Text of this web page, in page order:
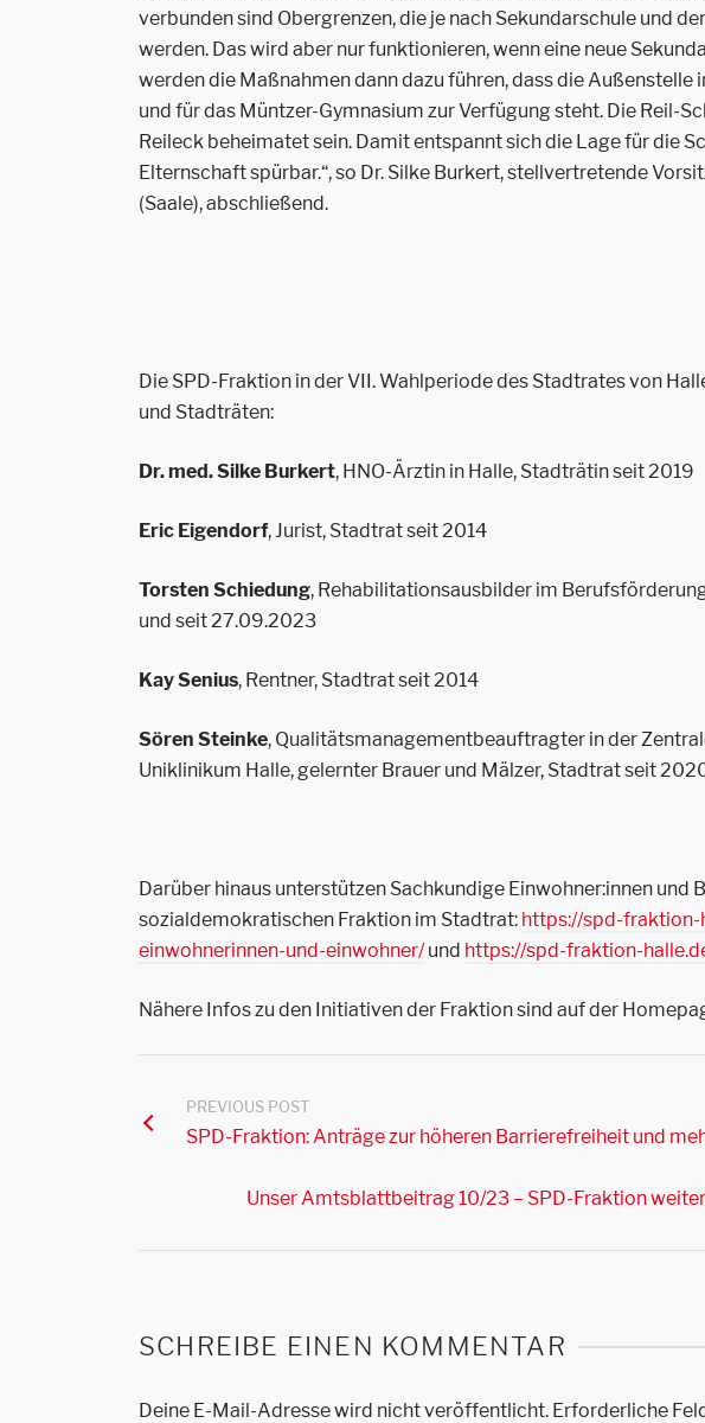
verbunden sind Obergrenzen, die je nach Sekundarschule und
werden. Das wird aber nur funktionieren, wenn eine neue
werden die Maßnahmen dann dazu führen, dass die
und für das Müntzer-Gymnasium zur Verfügung steht. Die Reil-
Reileck beheimatet sein. Damit entspannt sich die Lage für die
Elternschaft spürbar.“, so Dr. Silke Burkert, stellvertretende
(Saale), abschließend.
Die SPD-Fraktion in der VII. Wahlperiode des Stadtrates von
und Stadträten:
Dr. med. Silke Burkert, HNO-Ärztin in Halle, Stadträtin seit 2019
Eric Eigendorf, Jurist, Stadtrat seit 2014
Torsten Schiedung, Rehabilitationsausbilder im
und seit 27.09.2023
Kay Senius, Rentner, Stadtrat seit 2014
Sören Steinke, Qualitätsmanagementbeauftragter in der
Uniklinikum Halle, gelernter Brauer und Mälzer, Stadtrat seit
Darüber hinaus unterstützen Sachkundige Einwohner:innen
sozialdemokratischen Fraktion im Stadtrat: https://spd-fraktion-
einwohnerinnen-und-einwohner/und https://spd-fraktion-
Nähere Infos zu den Initiativen der Fraktion sind auf der
PREVIOUS POST
SPD-Fraktion: Anträge zur höheren Barrierefreiheit und
Unser Amtsblattbeitrag 10/23 – SPD-Fraktion
SCHREIBE EINEN KOMMENTAR
Deine E-Mail-Adresse wird nicht veröffentlicht. Erforderliche